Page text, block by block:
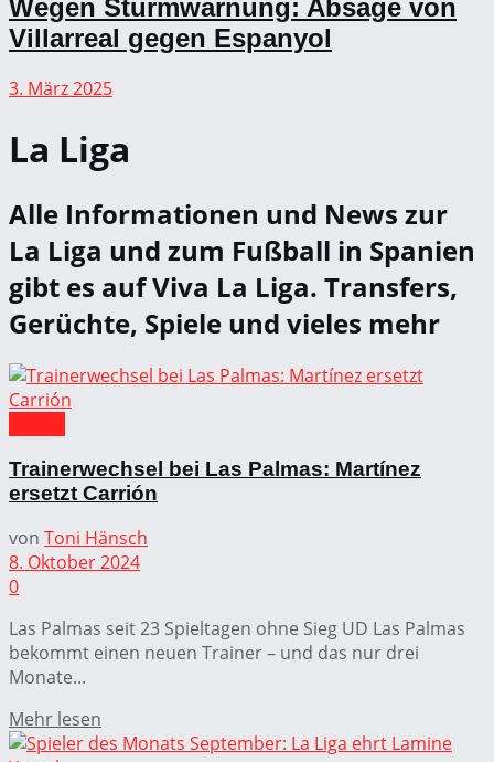
Wegen Sturmwarnung: Absage von
Villarreal gegen Espanyol
3. März 2025
La Liga
Alle Informationen und News zur
La Liga und zum Fußball in Spanien
gibt es auf Viva La Liga. Transfers,
Gerüchte, Spiele und vieles mehr
Trainerwechsel bei Las Palmas: Martínez
ersetzt Carrión
von Toni Hänsch
8. Oktober 2024
0
Las Palmas seit 23 Spieltagen ohne Sieg UD Las Palmas
bekommt einen neuen Trainer – und das nur drei
Monate...
Mehr lesen